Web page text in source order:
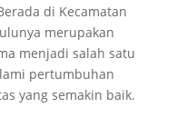
di Kecamatan
merupakan
menjadi salah satu
pertumbuhan
yang semakin baik.